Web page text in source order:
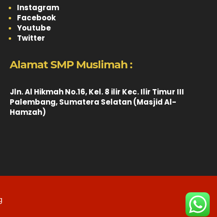
Instagram
Facebook
Youtube
Twitter
Alamat SMP Muslimah :
Jln. Al Hikmah No.16, Kel. 8 ilir Kec. Ilir Timur III
Palembang, Sumatera Selatan (Masjid Al-
Hamzah)